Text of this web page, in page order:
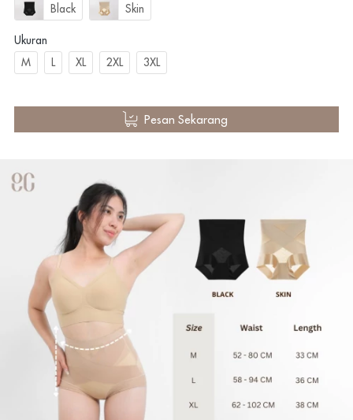
Black
Skin
Ukuran
M
L XL 2XL 3XL
` Pesan Sekarang